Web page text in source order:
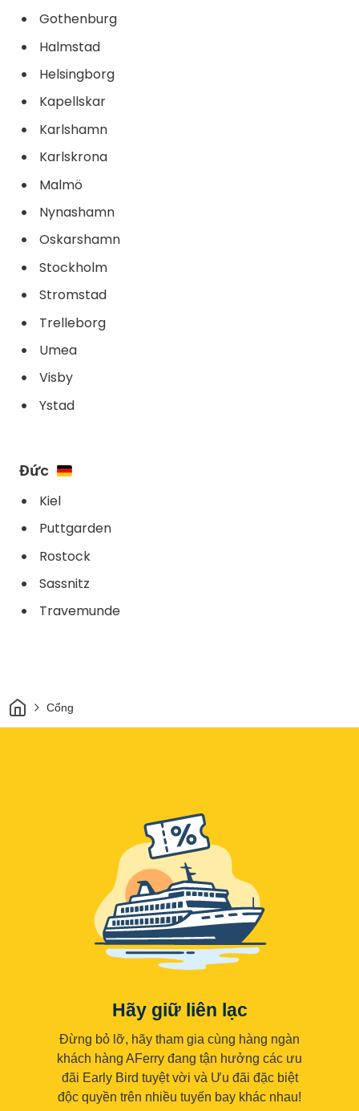
Gothenburg
Halmstad
Helsingborg
Kapellskar
Karlshamn
Karlskrona
Malmö
Nynashamn
Oskarshamn
Stockholm
Stromstad
Trelleborg
Umea
Visby
Ystad
Đức
Kiel
Puttgarden
Rostock
Sassnitz
Travemunde
Trang chủ
Cổng
Hãy giữ liên lạc
Đừng bỏ lỡ, hãy tham gia cùng hàng ngàn
khách hàng AFerry đang tận hưởng các ưu
đãi Early Bird tuyệt vời và Ưu đãi đặc biệt
độc quyền trên nhiều tuyến bay khác nhau!